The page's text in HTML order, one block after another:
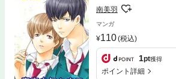
南美羽
マンガ
110(税込)
1pt獲得
ポイント詳細